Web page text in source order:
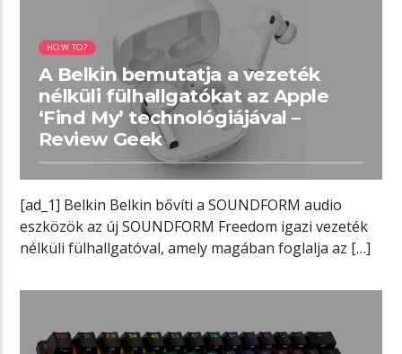
HOW TO?
A Belkin bemutatja a vezeték
nélküli fülhallgatókat az Apple
‘Find My’ technológiájával –
Review Geek
[ad_1] Belkin Belkin bővíti a SOUNDFORM audio
eszközök az új SOUNDFORM Freedom igazi vezeték
nélküli fülhallgatóval, amely magában foglalja az […]